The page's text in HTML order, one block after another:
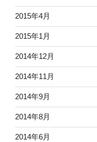
2015年4月
2015年1月
2014年12月
2014年11月
2014年9月
2014年8月
2014年6月